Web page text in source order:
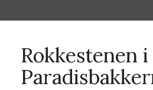
Rokkestenen i